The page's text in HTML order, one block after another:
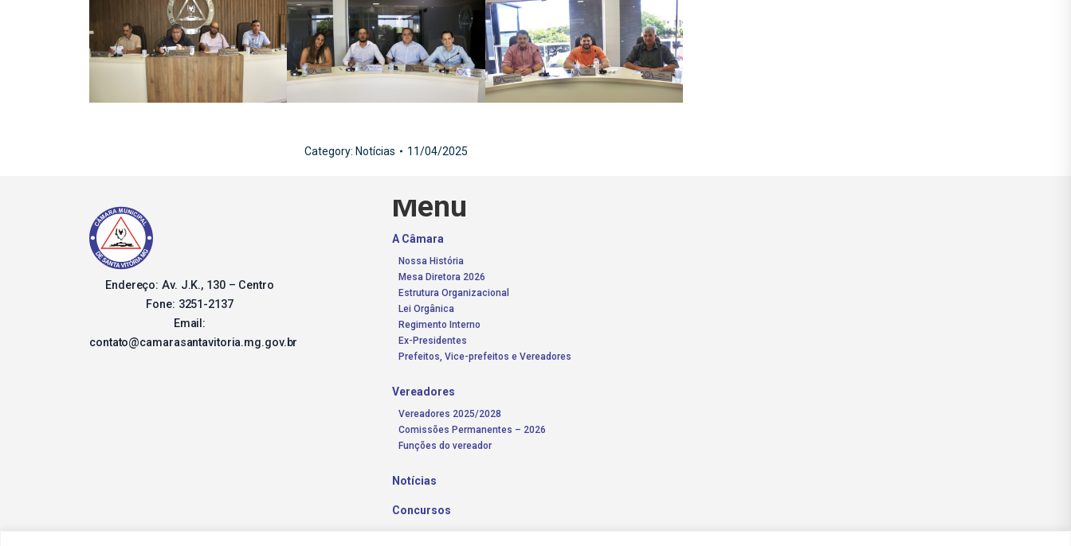
Category: Notícias 11/04/2025
Endereço: Av. J.K., 130 – Centro
Fone: 3251-2137
Email:
contato@camarasantavitoria.mg.gov.br
Menu
A Câmara
Nossa História
Mesa Diretora 2026
Estrutura Organizacional
Lei Orgânica
Regimento Interno
Ex-Presidentes
Prefeitos, Vice-prefeitos e Vereadores
Vereadores
Vereadores 2025/2028
Comissões Permanentes – 2026
Funções do vereador
Notícias
Concursos